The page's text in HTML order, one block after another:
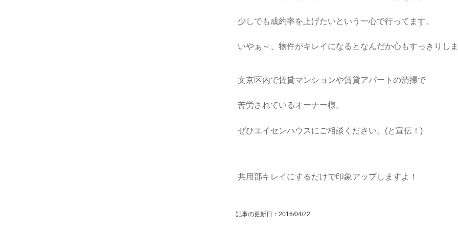
少しでも成約率を上げたいという一心で行ってます。
いやぁ～、物件がキレイになるとなんだか心もすっきりし
文京区内で賃貸マンションや賃貸アパートの清掃で
苦労されているオーナー様。
ぜひエイセンハウスにご相談ください。(と宣伝！)
共用部キレイにするだけで印象アップしますよ！
記事の更新日： 2016/04/22